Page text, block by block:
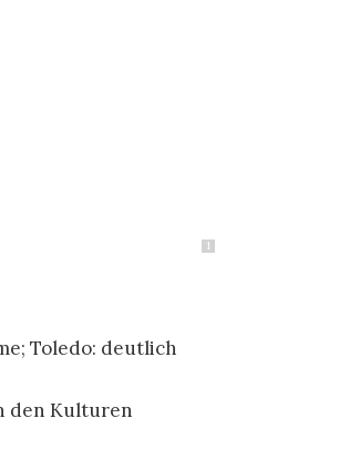
1
Toledo: deutlich
den Kulturen